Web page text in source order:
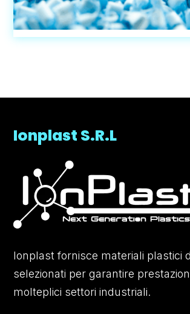
Ionplast S.R.L
Ionplast fornisce materiali plastici
selezionati per garantire
molteplici settori industriali.